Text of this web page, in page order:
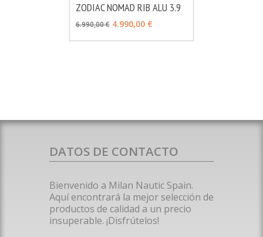
ZODIAC NOMAD RIB ALU 3.9
6.990,00 € 4.990,00 €
DATOS DE CONTACTO
Bienvenido a Milan Nautic Spain.
Aquí encontrará la mejor selección de
productos de calidad a un precio
insuperable. ¡Disfrútelos!